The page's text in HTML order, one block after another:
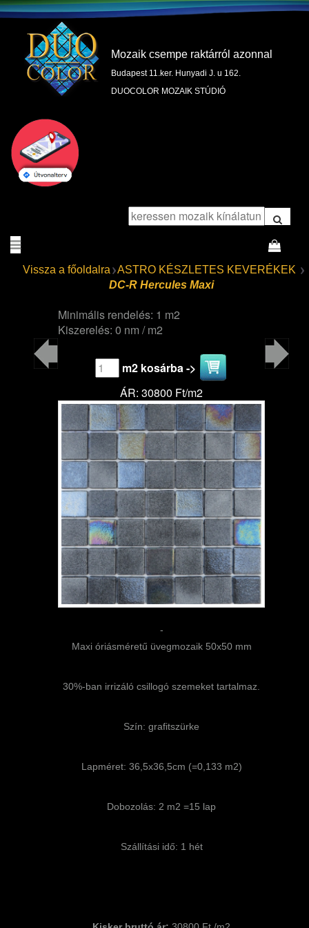
Mozaik csempe raktárról azonnal
Budapest 11.ker. Hunyadi J. u 162.
DUOCOLOR MOZAIK STÚDIÓ
Vissza a főoldalra
ASTRO KÉSZLETES KEVERÉKEK
DC-R Hercules Maxi
Minimális rendelés: 1 m2
Kiszerelés: 0 nm / m2
m2 kosárba ->
ÁR: 30800 Ft/m2
-
Maxi óriásméretű üvegmozaik 50x50 mm
30%-ban irrizáló csillogó szemeket tartalmaz.
Szín: grafitszürke
Lapméret: 36,5x36,5cm (=0,133 m2)
Dobozolás: 2 m2 =15 lap
Szállítási idő: 1 hét